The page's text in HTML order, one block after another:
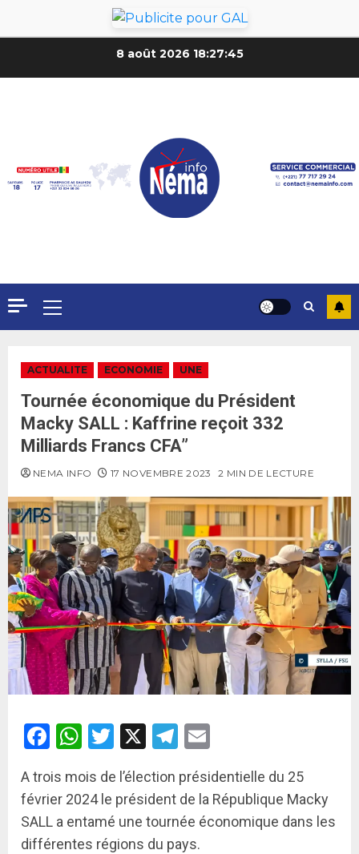
8 août 2026 18:27:47
ACTUALITE ECONOMIE UNE
Tournée économique du Président
Macky SALL : Kaffrine reçoit 332
Milliards Francs CFA”
NEMA INFO 17 NOVEMBRE 2023 2 MIN DE LECTURE
Facebook
WhatsApp
Twitter
X Telegram
A trois mois de l’élection présidentielle du 25
février 2024 le président de la République Macky
SALL a entamé une tournée économique dans les
différentes régions du pays.